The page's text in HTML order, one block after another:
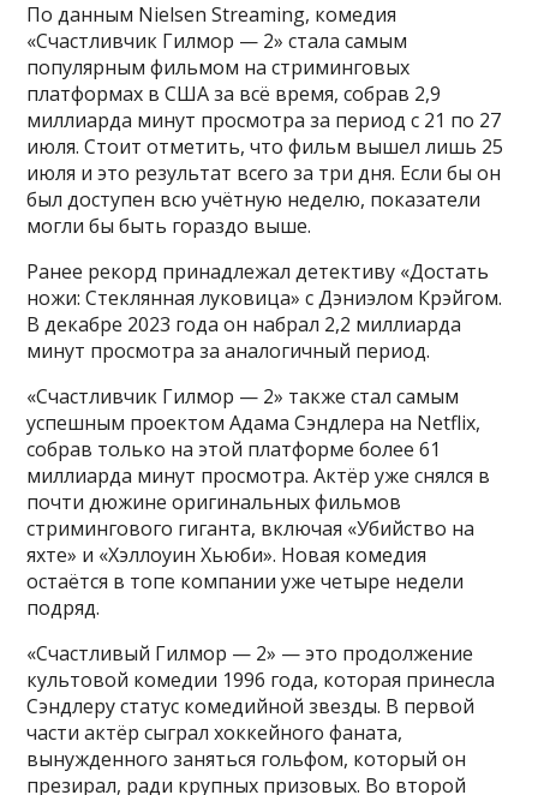
По данным Nielsen Streaming, комедия
«Счастливчик Гилмор — 2» стала самым
популярным фильмом на стриминговых
платформах в США за всё время, собрав 2,9
миллиарда минут просмотра за период с 21 по 27
июля. Стоит отметить, что фильм вышел лишь 25
июля и это результат всего за три дня. Если бы он
был доступен всю учётную неделю, показатели
могли бы быть гораздо выше.
Ранее рекорд принадлежал детективу «Достать
ножи: Стеклянная луковица» с Дэниэлом Крэйгом.
В декабре 2023 года он набрал 2,2 миллиарда
минут просмотра за аналогичный период.
«Счастливчик Гилмор — 2» также стал самым
успешным проектом Адама Сэндлера на Netflix,
собрав только на этой платформе более 61
миллиарда минут просмотра. Актёр уже снялся в
почти дюжине оригинальных фильмов
стримингового гиганта, включая «Убийство на
яхте» и «Хэллоуин Хьюби». Новая комедия
остаётся в топе компании уже четыре недели
подряд.
«Счастливый Гилмор — 2» — это продолжение
культовой комедии 1996 года, которая принесла
Сэндлеру статус комедийной звезды. В первой
части актёр сыграл хоккейного фаната,
вынужденного заняться гольфом, который он
презирал, ради крупных призовых. Во второй